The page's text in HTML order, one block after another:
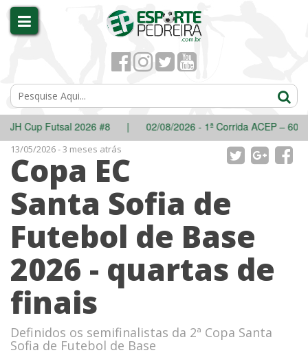
Futsal 2026 #8| 02/08/2026 - 1ª Corrida ACEP – 60 anos
13/05/2026 - 3 meses atrás
Copa EC
Santa Sofia de
Futebol de Base
2026 - quartas de
finais
Definidos os semifinalistas da 2ª Copa Santa
Sofia de Futebol de Base